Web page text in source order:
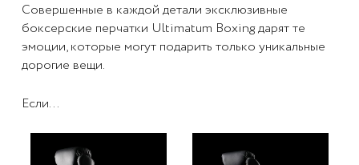
Совершенные в каждой детали эксклюзивные
боксерские перчатки Ultimatum Boxing дарят те
эмоции, которые могут подарить только уникальные
дорогие вещи.
Если...